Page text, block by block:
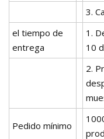
3.
el tiempo de
entrega
1.
10
2.
Pedido mínimo